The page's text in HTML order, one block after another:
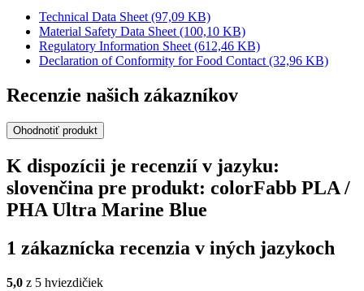
Technical Data Sheet (97,09 KB)
Material Safety Data Sheet (100,10 KB)
Regulatory Information Sheet (612,46 KB)
Declaration of Conformity for Food Contact (32,96 KB)
Recenzie našich zákazníkov
Ohodnotiť produkt
K dispozícii je recenzií v jazyku:
slovenčina pre produkt: colorFabb PLA /
PHA Ultra Marine Blue
1 zákaznícka recenzia v iných jazykoch
5,0 z 5 hviezdičiek